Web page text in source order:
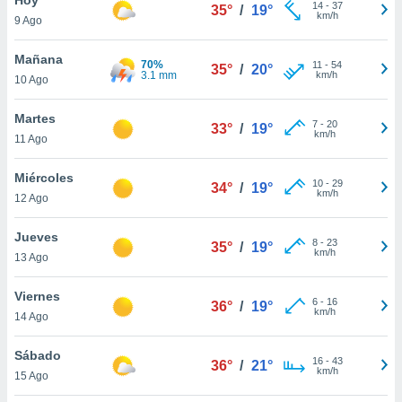
en
más
nuestra
de
cookies
aceptar
9 Ago
35° / 19° 14- 37
km/h
Mañana
10 Ago
70%
3.1 mm
35° / 20° 11 - 54
km/h
Martes
11 Ago
33° / 19° 7- 20
km/h
Miércoles
12 Ago
34° / 19° 10- 29
km/h
Jueves
13 Ago
35° / 19° 8- 23
km/h
Viernes
14 Ago
36° / 19° 6- 16
km/h
Sábado
15 Ago
36° / 21° 16- 43
km/h